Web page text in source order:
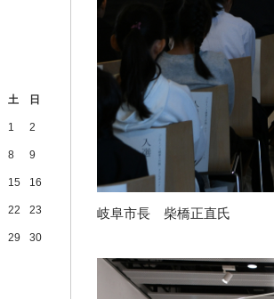
岐阜市長 柴橋正直氏
土 日
1 2
8 9
15 16
22 23
29 30